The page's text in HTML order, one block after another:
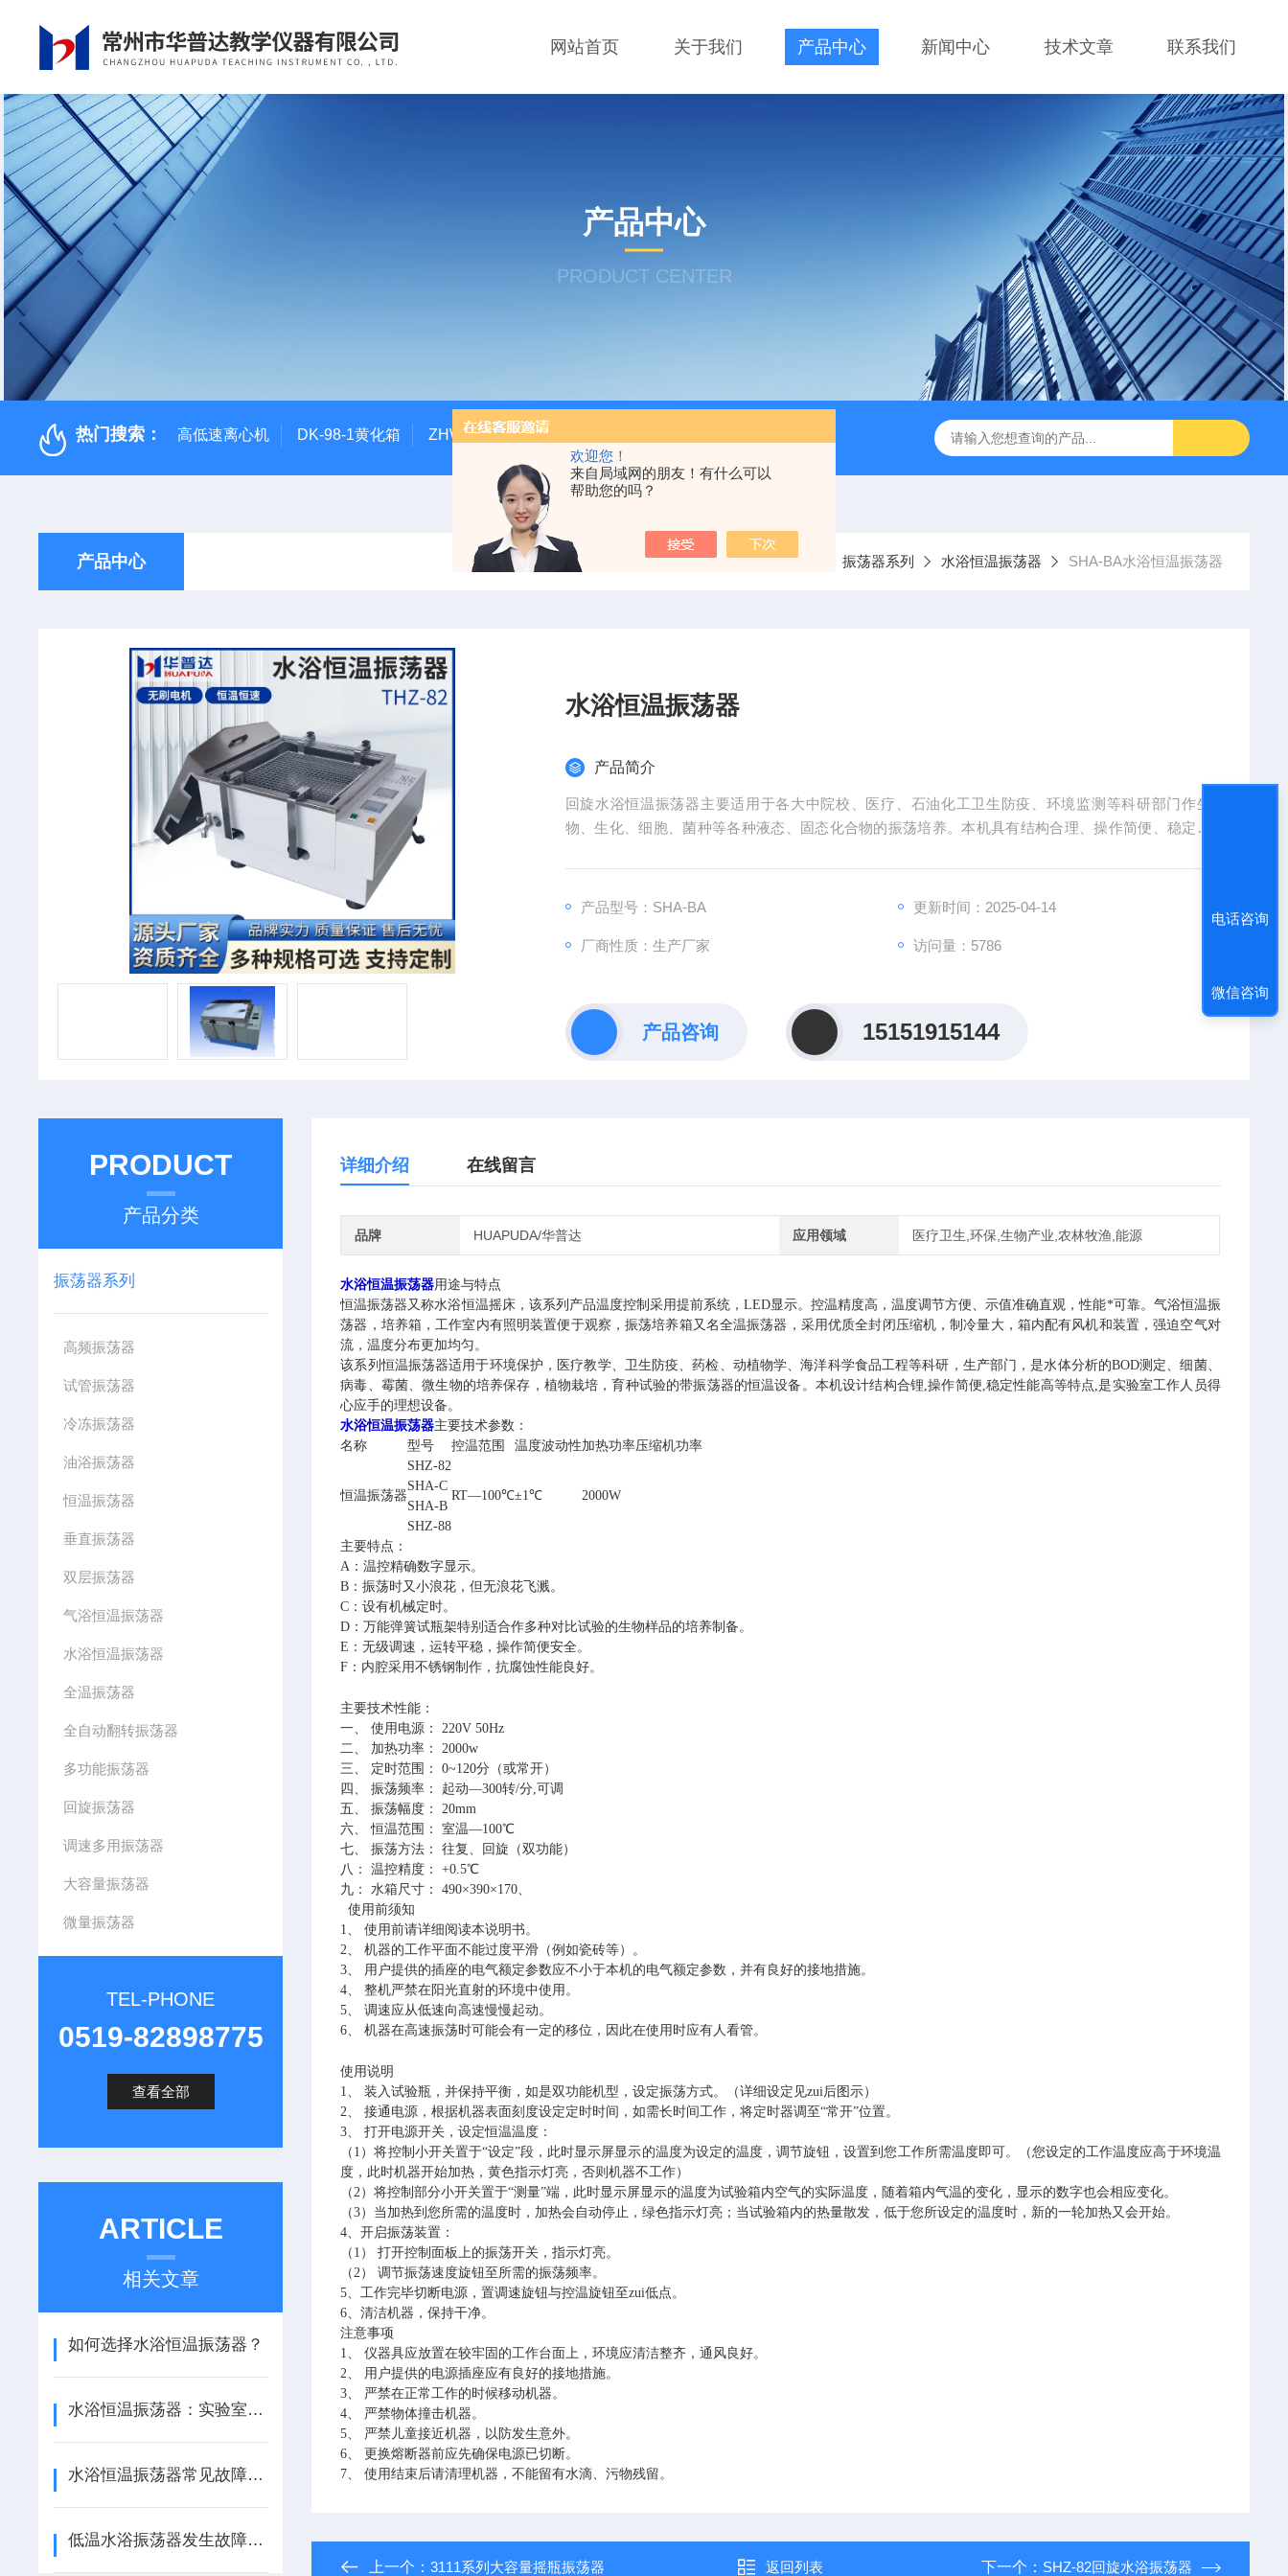
欢迎您！
来自局域网的朋友！有什么可以
帮助您的吗？
网站首页 关于我们 产品中心 新闻中心 技术文章 联系我们
产品中心
PRODUCT CENTER
热门搜索： 高低速离心机 DK-98-1黄化箱 ZHWY-211C台式恒温摇床 THZ-82回旋水浴恒温振荡器 80-2A低速离心机 YXJ-2高速离心机
产品中心 当前位置：首页 产品中心 振荡器系列 水浴恒温振荡器 SHA-BA水浴恒温振荡器
水浴恒温振荡器
产品简介
回旋水浴恒温振荡器主要适用于各大中院校、医疗、石油化工卫生防疫、环境监测等科研部门作生
物、生化、细胞、菌种等各种液态、固态化合物的振荡培养。本机具有结构合理、操作简便、稳定性
产品型号：SHA-BA 更新时间：2025-04-14
厂商性质：生产厂家 访问量：5786
产品咨询 15151915144
PRODUCT
产品分类
振荡器系列
高频振荡器
试管振荡器
冷冻振荡器
油浴振荡器
恒温振荡器
垂直振荡器
双层振荡器
气浴恒温振荡器
水浴恒温振荡器
全温振荡器
全自动翻转振荡器
多功能振荡器
回旋振荡器
调速多用振荡器
大容量振荡器
微量振荡器
TEL-PHONE
0519-82898775
查看全部
ARTICLE
相关文章
如何选择水浴恒温振荡器？
水浴恒温振荡器：实验室中的多面手
水浴恒温振荡器常见故障与解决方案
低温水浴振荡器发生故障时该怎么处理？
详细介绍 在线留言
品牌 HUAPUDA/华普达 应用领域 医疗卫生,环保,生物产业,农林牧渔,能源
水浴恒温振荡器用途与特点
恒温振荡器 又称水浴恒温摇床，该系列产品温度控制采用提前系统，LED显示。控温精度高，温度调节方便、示值准确直观，性能*可靠。气浴恒温振
荡器，培养箱，工作室内有照明装置便于观察，振荡培养箱又名全温振荡器，采用优质全封闭压缩机，制冷量大，箱内配有风机和装置，强迫空气对
流，温度分布更加均匀。
该系列恒温振荡器适用于环境保护，医疗教学、卫生防疫、药检、动植物学、海洋科学食品工程等科研，生产部门，是水体分析的BOD测定、细菌、
病毒、霉菌、微生物的培养保存，植物栽培，育种试验的带振荡器的恒温设备。本机设计结构合锂,操作简便,稳定性能高等特点,是实验室工作人员得
心应手的理想设备。
水浴恒温振荡器主要技术参数：
名称
型号 控温范围 温度波动性加热功率压缩机功率
恒温振荡器
SHZ-82
SHA-C
SHA-B
SHZ-88
RT—100℃±1℃ 2000W
主要特点：
A：温控精确数字显示。
B：振荡时又小浪花，但无浪花飞溅。
C：设有机械定时。
D：万能弹簧试瓶架特别适合作多种对比试验的生物样品的培养制备。
E：无级调速，运转平稳，操作简便安全。
F：内腔采用不锈钢制作，抗腐蚀性能良好。
主要技术性能：
一、 使用电源： 220V 50Hz
二、 加热功率： 2000w
三、 定时范围： 0~120分（或常开）
四、 振荡频率： 起动—300转/分,可调
五、 振荡幅度： 20mm
六、 恒温范围： 室温—100℃
七、 振荡方法： 往复、回旋（双功能）
八： 温控精度： +0.5℃
九： 水箱尺寸： 490×390×170、
使用前须知
1、 使用前请详细阅读本说明书。
2、 机器的工作平面不能过度平滑（例如瓷砖等）。
3、 用户提供的插座的电气额定参数应不小于本机的电气额定参数，并有良好的接地措施。
4、 整机严禁在阳光直射的环境中使用。
5、 调速应从低速向高速慢慢起动。
6、 机器在高速振荡时可能会有一定的移位，因此在使用时应有人看管。
使用说明
1、 装入试验瓶，并保持平衡，如是双功能机型，设定振荡方式。（详细设定见zui后图示）
2、 接通电源，根据机器表面刻度设定定时时间，如需长时间工作，将定时器调至“常开”位置。
3、 打开电源开关，设定恒温温度：
（1）将控制小开关置于“设定”段，此时显示屏显示的温度为设定的温度，调节旋钮，设置到您工作所需温度即可。（您设定的工作温度应高于环境温
度，此时机器开始加热，黄色指示灯亮，否则机器不工作）
（2）将控制部分小开关置于“测量”端，此时显示屏显示的温度为试验箱内空气的实际温度，随着箱内气温的变化，显示的数字也会相应变化。
（3）当加热到您所需的温度时，加热会自动停止，绿色指示灯亮；当试验箱内的热量散发，低于您所设定的温度时，新的一轮加热又会开始。
4、开启振荡装置：
（1） 打开控制面板上的振荡开关，指示灯亮。
（2） 调节振荡速度旋钮至所需的振荡频率。
5、工作完毕切断电源，置调速旋钮与控温旋钮至zui低点。
6、清洁机器，保持干净。
注意事项
1、 仪器具应放置在较牢固的工作台面上，环境应清洁整齐，通风良好。
2、 用户提供的电源插座应有良好的接地措施。
3、 严禁在正常工作的时候移动机器。
4、 严禁物体撞击机器。
5、 严禁儿童接近机器，以防发生意外。
6、 更换熔断器前应先确保电源已切断。
7、 使用结束后请清理机器，不能留有水滴、污物残留。
上一个：3111系列大容量摇瓶振荡器 返回列表 下一个： SHZ-82回旋水浴振荡器
电话咨询
微信咨询